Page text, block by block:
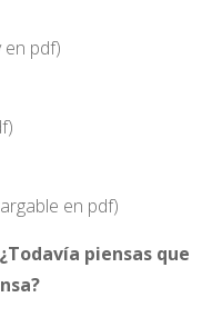
en pdf)
en pdf)
piensas que